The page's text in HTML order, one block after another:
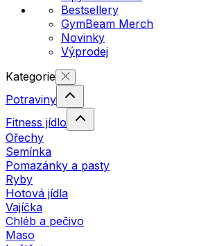
Bestsellery
GymBeam Merch
Novinky
Výprodej
Kategorie
Potraviny
Fitness jídlo
Ořechy
Semínka
Pomazánky a pasty
Ryby
Hotová jídla
Vajíčka
Chléb a pečivo
Maso